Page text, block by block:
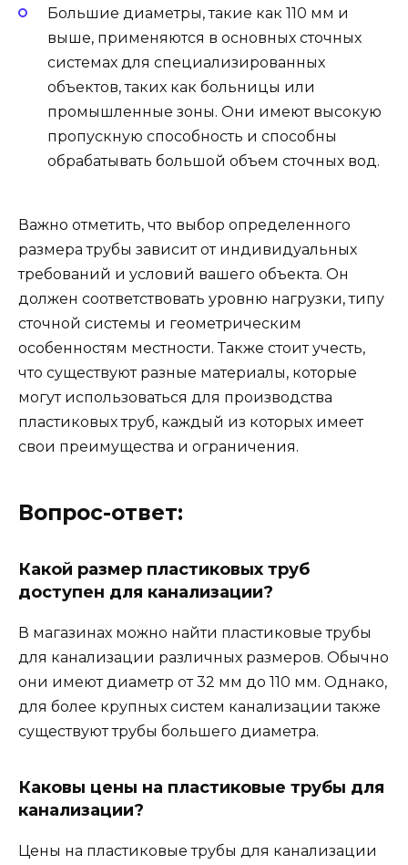
Большие диаметры, такие как 110 мм и
выше, применяются в основных сточных
системах для специализированных
объектов, таких как больницы или
промышленные зоны. Они имеют высокую
пропускную способность и способны
обрабатывать большой объем сточных вод.
Важно отметить, что выбор определенного
размера трубы зависит от индивидуальных
требований и условий вашего объекта. Он
должен соответствовать уровню нагрузки, типу
сточной системы и геометрическим
особенностям местности. Также стоит учесть,
что существуют разные материалы, которые
могут использоваться для производства
пластиковых труб, каждый из которых имеет
свои преимущества и ограничения.
Вопрос-ответ:
Какой размер пластиковых труб
доступен для канализации?
В магазинах можно найти пластиковые трубы
для канализации различных размеров. Обычно
они имеют диаметр от 32 мм до 110 мм. Однако,
для более крупных систем канализации также
существуют трубы большего диаметра.
Каковы цены на пластиковые трубы для
канализации?
Цены на пластиковые трубы для канализации